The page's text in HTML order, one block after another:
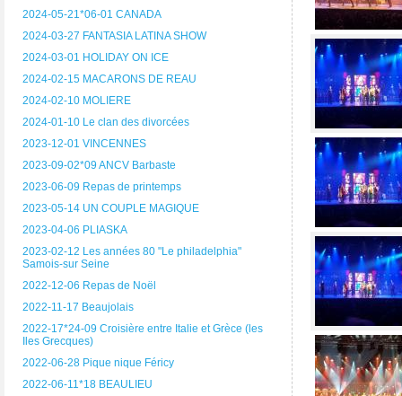
2024-05-21*06-01 CANADA
2024-03-27 FANTASIA LATINA SHOW
2024-03-01 HOLIDAY ON ICE
2024-02-15 MACARONS DE REAU
2024-02-10 MOLIERE
2024-01-10 Le clan des divorcées
2023-12-01 VINCENNES
2023-09-02*09 ANCV Barbaste
2023-06-09 Repas de printemps
2023-05-14 UN COUPLE MAGIQUE
2023-04-06 PLIASKA
2023-02-12 Les années 80 "Le philadelphia"
Samois-sur Seine
2022-12-06 Repas de Noël
2022-11-17 Beaujolais
2022-17*24-09 Croisière entre Italie et Grèce (les
Iles Grecques)
2022-06-28 Pique nique Féricy
2022-06-11*18 BEAULIEU